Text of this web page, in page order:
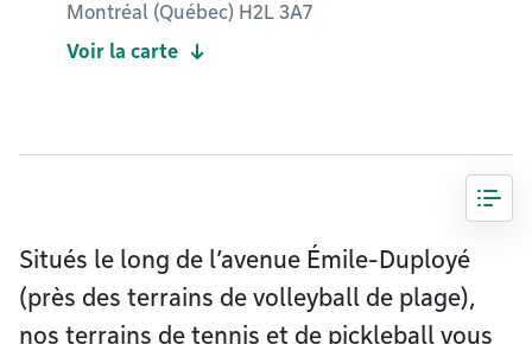
Montréal (Québec) H2L 3A7
Voir la carte
Situés le long de l’avenue Émile-Duployé
(près des terrains de volleyball de plage),
nos terrains de tennis et de pickleball vous